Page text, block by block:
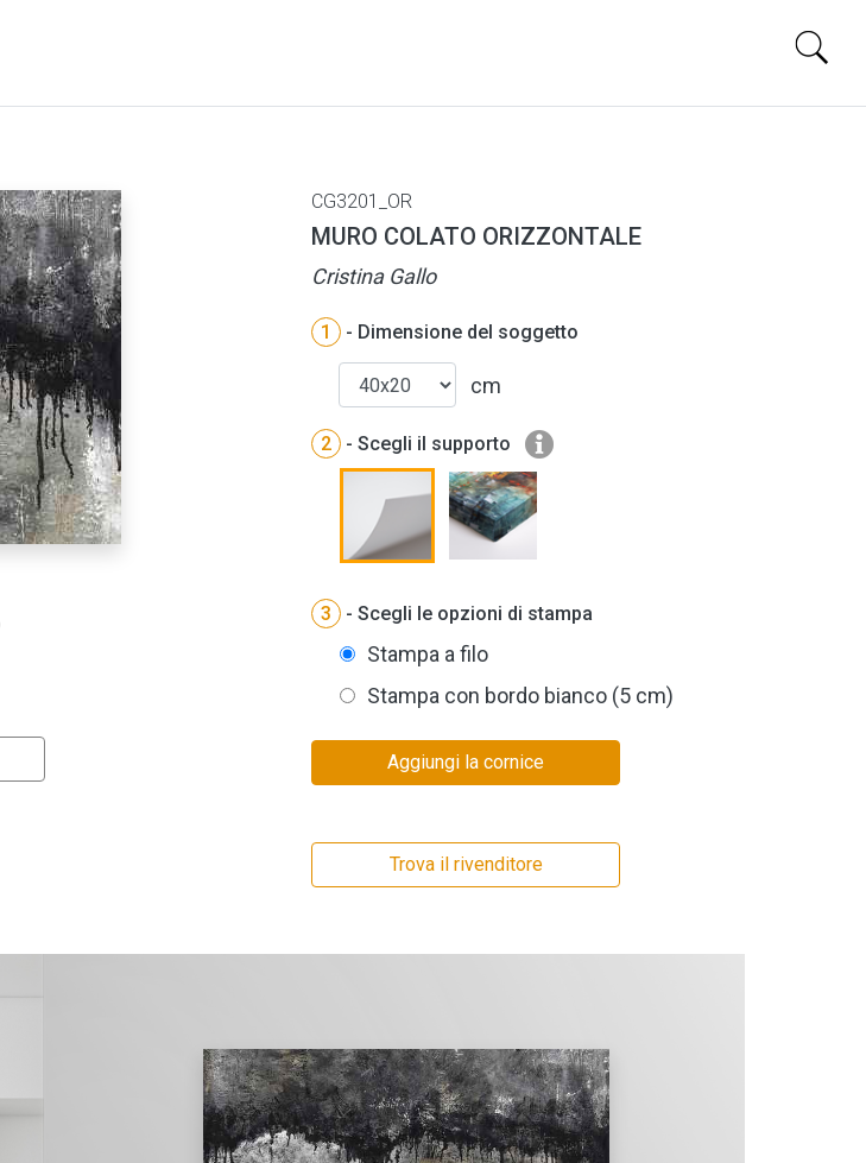
CG3201_OR
MURO COLATO ORIZZONTALE
Cristina Gallo
1 - Dimensione del soggetto
cm
2 - Scegli il supporto
3 - Scegli le opzioni di stampa
Stampa a filo
Stampa con bordo bianco (5 cm)
Aggiungi la cornice
Trova il rivenditore